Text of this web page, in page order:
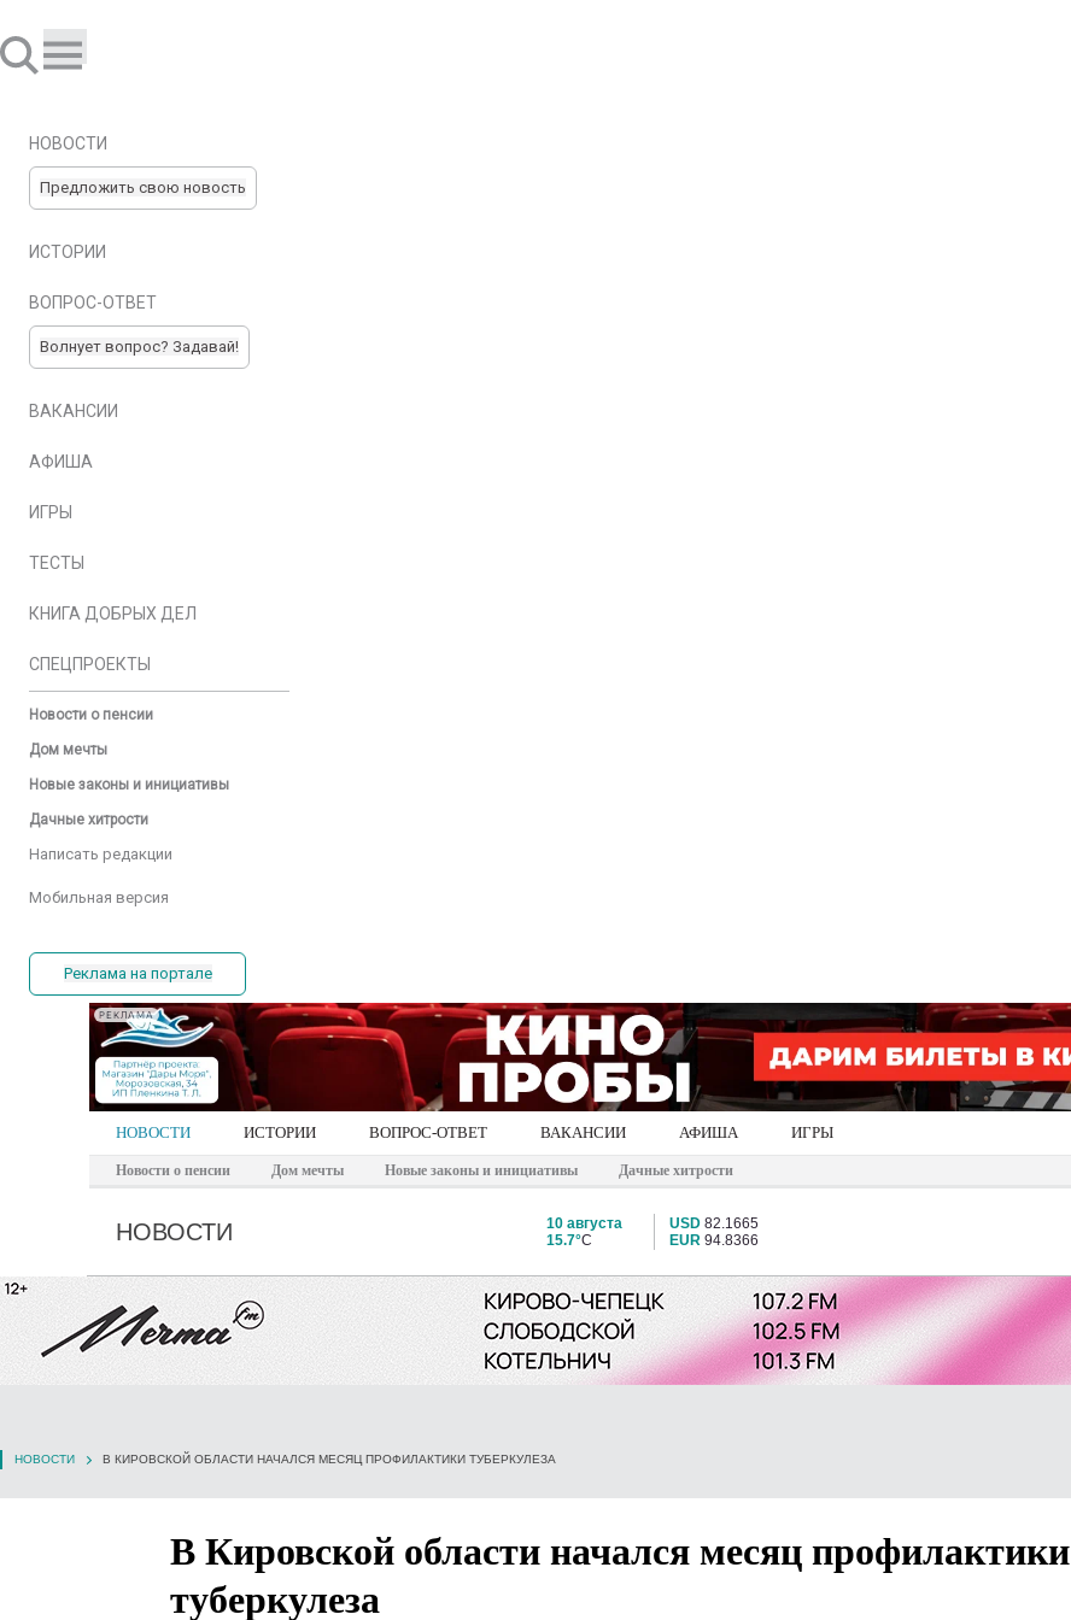
НОВОСТИ
Предложить свою новость
ИСТОРИИ
ВОПРОС-ОТВЕТ
Волнует вопрос? Задавай!
ВАКАНСИИ
АФИША
ИГРЫ
ТЕСТЫ
КНИГА ДОБРЫХ ДЕЛ
СПЕЦПРОЕКТЫ
Новости о пенсии
Дом мечты
Новые законы и инициативы
Дачные хитрости
Написать редакции
Мобильная версия
Реклама на портале
РЕКЛАМА
НОВОСТИ ИСТОРИИ ВОПРОС-ОТВЕТ ВАКАНСИИ АФИША ИГРЫ
Новости о пенсии Дом мечты Новые законы и инициативы Дачные хитрости
НОВОСТИ
10 августа
15.7°C
USD 82.1665
EUR 94.8366
НОВОСТИ В КИРОВСКОЙ ОБЛАСТИ НАЧАЛСЯ МЕСЯЦ ПРОФИЛАКТИКИ ТУБЕРКУЛЕЗА
В Кировской области начался месяц профилактики
туберкулеза